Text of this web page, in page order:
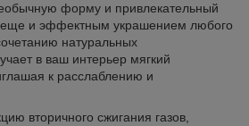
форму и привлекательный
еще и эффектным украшением любого
натуральных
в ваш интерьер мягкий
к расслаблению и
вторичного сжигания газов,